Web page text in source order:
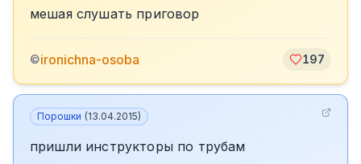
мешая слушать приговор
©ironichna-osoba 197
Порошки (13.04.2015)
пришли инструкторы по трубам